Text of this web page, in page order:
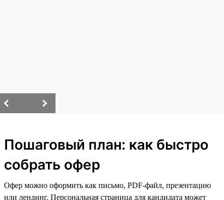
Пошаговый план: как быстро
собрать офер
Офер можно оформить как письмо, PDF-файл, презентацию
или лендинг. Персональная страница для кандидата может